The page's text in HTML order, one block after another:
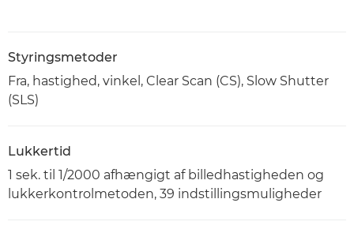
Styringsmetoder
Fra, hastighed, vinkel, Clear Scan (CS), Slow Shutter
(SLS)
Lukkertid
1 sek. til 1/2000 afhængigt af billedhastigheden og
lukkerkontrolmetoden, 39 indstillingsmuligheder